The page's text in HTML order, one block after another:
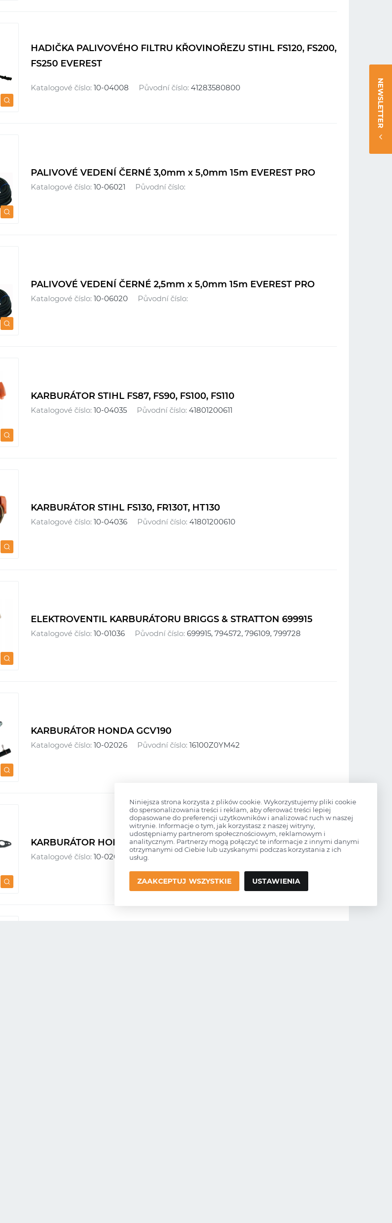
HADIČKA PALIVOVÉHO FILTRU KŘOVINOŘEZU STIHL FS120, FS200,
FS250 EVEREST
Katalogové číslo: 10-04008 Původní číslo: 41283580800
PALIVOVÉ VEDENÍ ČERNÉ 3,0mm x 5,0mm 15m EVEREST PRO
Katalogové číslo: 10-06021 Původní číslo:
PALIVOVÉ VEDENÍ ČERNÉ 2,5mm x 5,0mm 15m EVEREST PRO
Katalogové číslo: 10-06020 Původní číslo:
KARBURÁTOR STIHL FS87, FS90, FS100, FS110
Katalogové číslo: 10-04035 Původní číslo: 41801200611
KARBURÁTOR STIHL FS130, FR130T, HT130
Katalogové číslo: 10-04036 Původní číslo: 41801200610
ELEKTROVENTIL KARBURÁTORU BRIGGS & STRATTON 699915
Katalogové číslo: 10-01036 Původní číslo: 699915, 794572, 796109, 799728
KARBURÁTOR HONDA GCV190
Katalogové číslo: 10-02026 Původní číslo: 16100Z0YM42
KARBURÁTOR HONDA GCV170
Katalogové číslo: 10-02027 Původní číslo: 16100Z9L811
NEWSLETTER
Niniejsza strona korzysta z plików cookie. Wykorzystujemy pliki cookie
do spersonalizowania treści i reklam, aby oferować treści lepiej
dopasowane do preferencji użytkowników i analizować ruch w naszej
witrynie. Informacje o tym, jak korzystasz z naszej witryny,
udostępniamy partnerom społecznościowym, reklamowym i
analitycznym. Partnerzy mogą połączyć te informacje z innymi danymi
otrzymanymi od Ciebie lub uzyskanymi podczas korzystania z ich
usług.
ZAAKCEPTUJ WSZYSTKIE USTAWIENIA